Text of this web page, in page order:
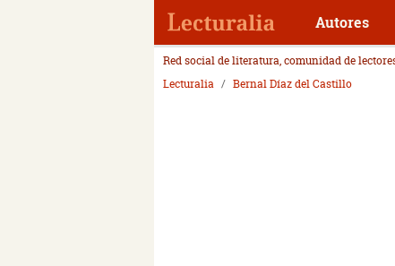
Autores
Red social de literatura, comunidad de
Lecturalia
Bernal Díaz del Castillo